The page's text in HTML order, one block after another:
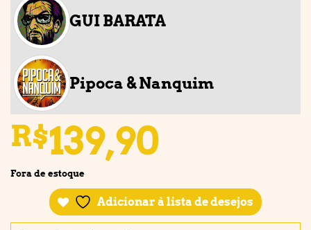
GUI BARATA
Pipoca & Nanquim
R$139,90
Fora de estoque
Adicionar à lista de desejos